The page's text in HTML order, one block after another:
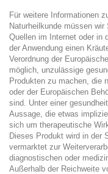
Für weitere Informationen
Naturheilkunde müssen
Quellen im Internet oder in
der Anwendung einen
Verordnung der
möglich, unzulässige
Produkten zu machen, die
oder der Europäischen
sind. Unter einer
Aussage, die etwas
sich um therapeutische
Dieses Produkt wird in der
vermarktet zur
diagnostischen oder
Außerhalb der Reichweite